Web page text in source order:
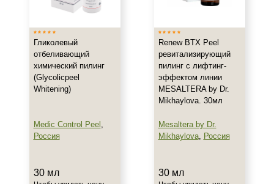
Гликолевый
отбеливающий
химический пилинг
(Glycolicpeel
Whitening)
Medic Control Peel ,
Россия
30 мл
Renew BTX Peel
ревитализирующий
пилинг с лифтинг-
эффектом линии
MESALTERA by Dr.
Mikhaylova. 30мл
Mesaltera by Dr.
Mikhaylova, Россия
30 мл